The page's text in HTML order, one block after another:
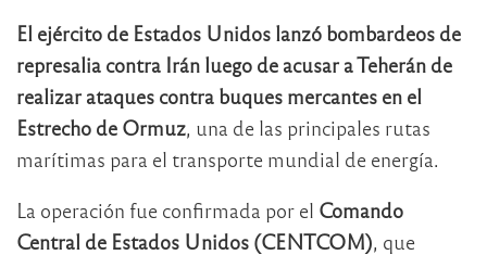
El ejército de Estados Unidos lanzó bombardeos de
represalia contra Irán luego de acusar a Teherán de
realizar ataques contra buques mercantes en el
Estrecho de Ormuz, una de las principales rutas
marítimas para el transporte mundial de energía.
La operación fue confirmada por el Comando
Central de Estados Unidos (CENTCOM), que